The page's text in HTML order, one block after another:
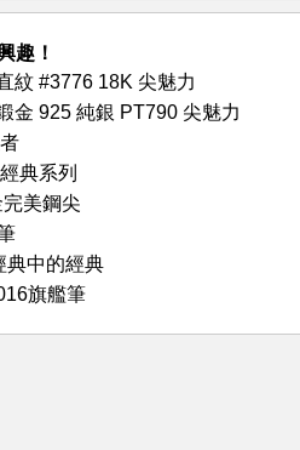
趣！
紋 #3776 18K 尖魅力
金 925 純銀 PT790 尖魅力
典系列
美鋼尖
典中的經典
旗艦筆